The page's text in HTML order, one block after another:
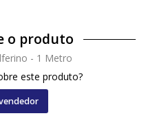
o produto
- 1 Metro
este produto?